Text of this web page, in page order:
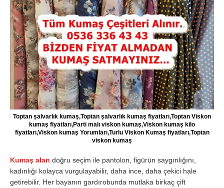
Toptan şalvarlık kumaş,Toptan şalvarlık kumaş fiyatları,Toptan Viskon
kumaş fiyatları,Parti malı viskon kumaş,Viskon kumaş kilo
fiyatları,Viskon kumaş Yorumları,Turlu Viskon Kumaş fiyatları,Toptan
viskon kumaş
Kumaş alan doğru seçim ile pantolon, figürün saygınlığını,
kadınlığı kolayca vurgulayabilir, daha ince, daha çekici hale
getirebilir. Her bayanın gardırobunda mutlaka birkaç çift